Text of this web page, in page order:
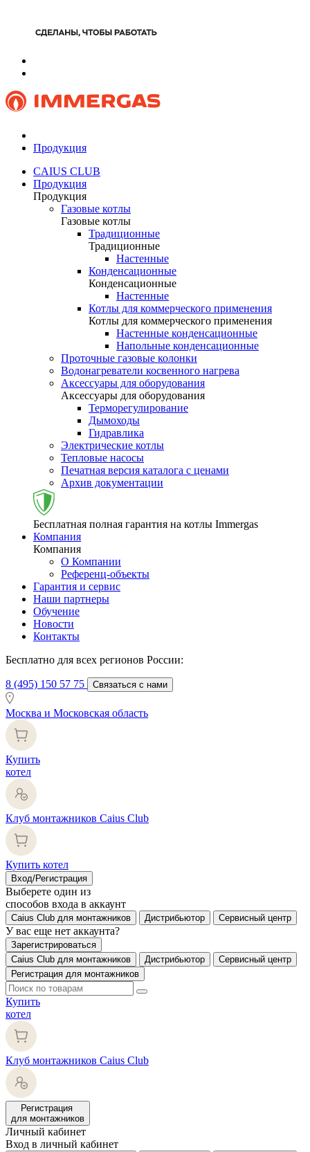
Продукция
CAIUS CLUB
Продукция
Продукция
Газовые котлы
Газовые котлы
Традиционные
Традиционные
Настенные
Конденсационные
Конденсационные
Настенные
Котлы для коммерческого применения
Котлы для коммерческого применения
Настенные конденсационные
Напольные конденсационные
Проточные газовые колонки
Водонагреватели косвенного нагрева
Аксессуары для оборудования
Аксессуары для оборудования
Терморегулирование
Дымоходы
Гидравлика
Электрические котлы
Тепловые насосы
Печатная версия каталога с ценами
Архив документации
Бесплатная полная гарантия на котлы Immergas
Компания
Компания
О Компании
Референц-объекты
Гарантия и сервис
Наши партнеры
Обучение
Новости
Контакты
Бесплатно для всех регионов России:
8 (495) 150 57 75 Связаться с нами
Москва и Московская область
Купить
котел
Клуб монтажников Caius Club
Купить котел
Вход/Регистрация
Выберете один из
способов входа в аккаунт
Caius Club для монтажников Дистрибьютор Сервисный центр
У вас еще нет аккаунта?
Зарегистрироваться
Caius Club для монтажников
Дистрибьютор
Сервисный центр
Регистрация для монтажников
Купить
котел
Клуб монтажников Caius Club
Регистрация
для монтажников
Личный кабинет
Вход в личный кабинет